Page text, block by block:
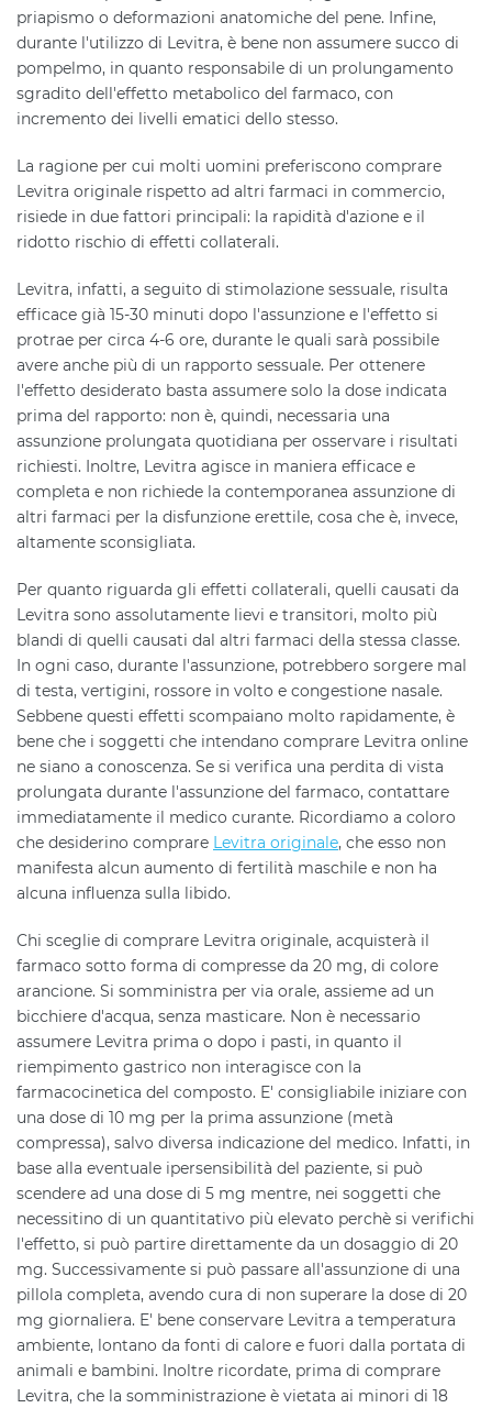
priapismo o deformazioni anatomiche del pene. Infine,
durante l'utilizzo di Levitra, è bene non assumere succo di
pompelmo, in quanto responsabile di un prolungamento
sgradito dell'effetto metabolico del farmaco, con
incremento dei livelli ematici dello stesso.
La ragione per cui molti uomini preferiscono comprare
Levitra originale rispetto ad altri farmaci in commercio,
risiede in due fattori principali: la rapidità d'azione e il
ridotto rischio di effetti collaterali.
Levitra, infatti, a seguito di stimolazione sessuale, risulta
efficace già 15-30 minuti dopo l'assunzione e l'effetto si
protrae per circa 4-6 ore, durante le quali sarà possibile
avere anche più di un rapporto sessuale. Per ottenere
l'effetto desiderato basta assumere solo la dose indicata
prima del rapporto: non è, quindi, necessaria una
assunzione prolungata quotidiana per osservare i risultati
richiesti. Inoltre, Levitra agisce in maniera efficace e
completa e non richiede la contemporanea assunzione di
altri farmaci per la disfunzione erettile, cosa che è, invece,
altamente sconsigliata.
Per quanto riguarda gli effetti collaterali, quelli causati da
Levitra sono assolutamente lievi e transitori, molto più
blandi di quelli causati dal altri farmaci della stessa classe.
In ogni caso, durante l'assunzione, potrebbero sorgere mal
di testa, vertigini, rossore in volto e congestione nasale.
Sebbene questi effetti scompaiano molto rapidamente, è
bene che i soggetti che intendano comprare Levitra online
ne siano a conoscenza. Se si verifica una perdita di vista
prolungata durante l'assunzione del farmaco, contattare
immediatamente il medico curante. Ricordiamo a coloro
che desiderino comprare Levitra originale, che esso non
manifesta alcun aumento di fertilità maschile e non ha
alcuna influenza sulla libido.
Chi sceglie di comprare Levitra originale, acquisterà il
farmaco sotto forma di compresse da 20 mg, di colore
arancione. Si somministra per via orale, assieme ad un
bicchiere d'acqua, senza masticare. Non è necessario
assumere Levitra prima o dopo i pasti, in quanto il
riempimento gastrico non interagisce con la
farmacocinetica del composto. E' consigliabile iniziare con
una dose di 10 mg per la prima assunzione (metà
compressa), salvo diversa indicazione del medico. Infatti, in
base alla eventuale ipersensibilità del paziente, si può
scendere ad una dose di 5 mg mentre, nei soggetti che
necessitino di un quantitativo più elevato perchè si verifichi
l'effetto, si può partire direttamente da un dosaggio di 20
mg. Successivamente si può passare all'assunzione di una
pillola completa, avendo cura di non superare la dose di 20
mg giornaliera. E' bene conservare Levitra a temperatura
ambiente, lontano da fonti di calore e fuori dalla portata di
animali e bambini. Inoltre ricordate, prima di comprare
Levitra, che la somministrazione è vietata ai minori di 18